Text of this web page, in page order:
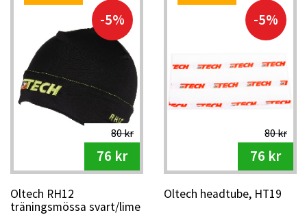
-5%
80 kr
76 kr
Oltech RH12
träningsmössa svart/lime
-5%
80 kr
76 kr
Oltech headtube, HT19